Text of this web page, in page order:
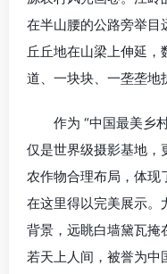
在半山腰的公路旁举目
丘丘地在山梁上伸延
道、一块块、一垄垄地
作为 “中国最美乡
仅是世界级摄影基地，
农作物合理布局，体现
在这里得以完美展示。
背景，远眺白墙黛瓦掩
若天上人间，被誉为中